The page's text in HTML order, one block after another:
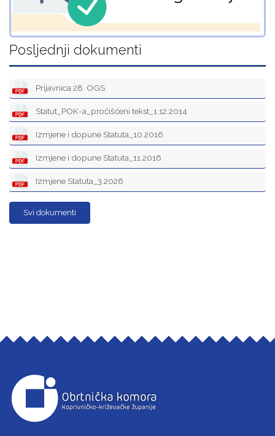
Posljednji dokumenti
Prijavnica 28. OGS
Statut_POK-a_pročišćeni tekst_1.12.2014
Izmjene i dopune Statuta_10.2016
Izmjene i dopune Statuta_11.2016
Izmjene Statuta_3.2026
Svi dokumenti